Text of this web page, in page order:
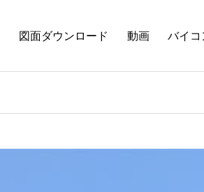
図面ダウンロード 動画 バイコ